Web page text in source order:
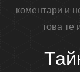
коментари и
това те